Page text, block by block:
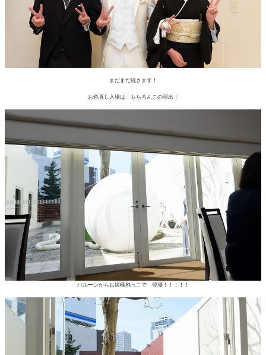
まだまだ続きます！
お色直し入場は もちろんこの演出！
バルーンからお姫様抱っこで 登場！！！！！